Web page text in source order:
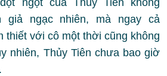
ngột của Thủy Tiên không
giả ngạc nhiên, mà ngay cả
thiết với cô một thời cũng không
nhiên, Thủy Tiên chưa bao giờ